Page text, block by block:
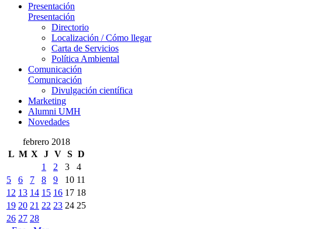
Presentación
Presentación
Directorio
Localización / Cómo llegar
Carta de Servicios
Política Ambiental
Comunicación
Comunicación
Divulgación científica
Marketing
Alumni UMH
Novedades
febrero 2018
L M X J V S D
1
2 3
4
5
6 7 8 9 10 11
12 13 14 15 16 17 18
19 20 21 22 23 24 25
26 27 28